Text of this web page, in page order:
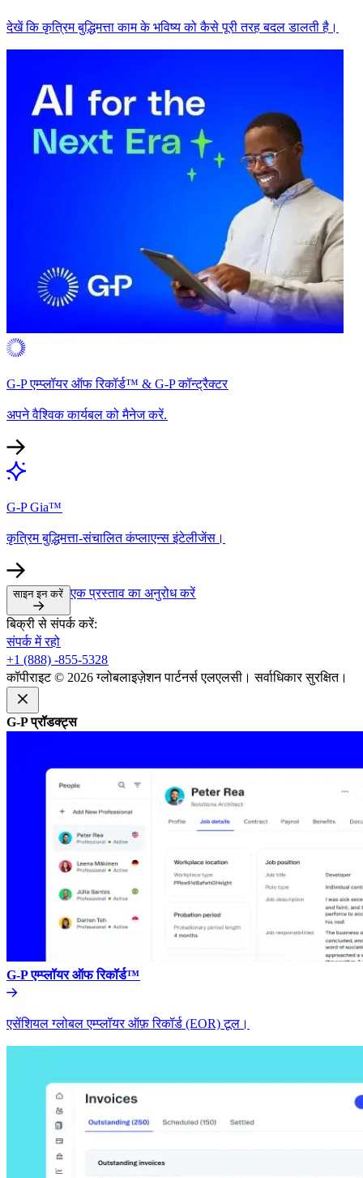
देखें कि कृत्रिम बुद्धिमत्ता काम के भविष्य को कैसे पूरी तरह बदल डालती है।​​
G-P एम्प्लॉयर ऑफ रिकॉर्ड™ & G-P कॉन्ट्रैक्टर​​
अपने वैश्विक कार्यबल को मैनेज करें.​​
G-P Gia™​​
कृत्रिम बुद्धिमत्ता-संचालित कंप्लाएन्स इंटेलीजेंस।​​
साइन इन करें​​ एक प्रस्ताव का अनुरोध करें​​
बिक्री से संपर्क करें:​​
संपर्क में रहो​​
+1 (888) -855-5328​​
कॉपीराइट © 2026 ग्लोबलाइज़ेशन पार्टनर्स एलएलसी। सर्वाधिकार सुरक्षित।​​
G-P प्रॉडक्ट्स​​
G-P एम्प्लॉयर ऑफ रिकॉर्ड™​​
एसेंशियल ग्लोबल एम्प्लॉयर ऑफ़ रिकॉर्ड (EOR) टूल।​​